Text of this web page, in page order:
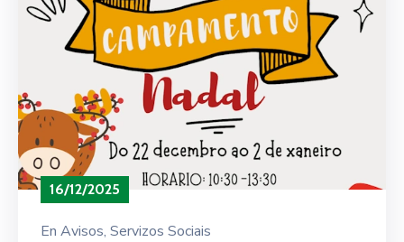
16/12/2025
En Avisos‚ Servizos Sociais